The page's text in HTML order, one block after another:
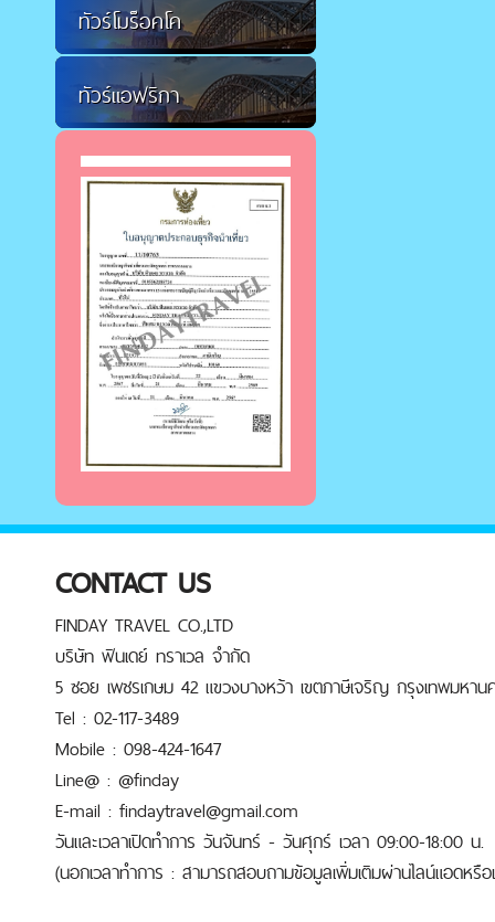
ทัวร์โมร็อคโค
ทัวร์แอฟริกา
CONTACT US
FINDAY TRAVEL CO.,LTD
บริษัท ฟินเดย์ ทราเวล จำกัด
5 ซอย เพชรเกษม 42 แขวงบางหว้า เขตภาษีเจริญ กรุงเทพมหาน
Tel : 02-117-3489
Mobile : 098-424-1647
Line@ : @finday
E-mail : findaytravel@gmail.com
วันและเวลาเปิดทำการ วันจันทร์ - วันศุกร์ เวลา 09:00-18:00 น.
(นอกเวลาทำการ : สามารถสอบถามข้อมูลเพิ่มเติมผ่านไลน์แอดหรือ